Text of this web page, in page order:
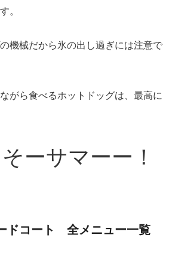
。
機械だから氷の出し過ぎには注意で
がら食べるホットドッグは、最高に
ーサマーー！
ドコート 全メニュー一覧